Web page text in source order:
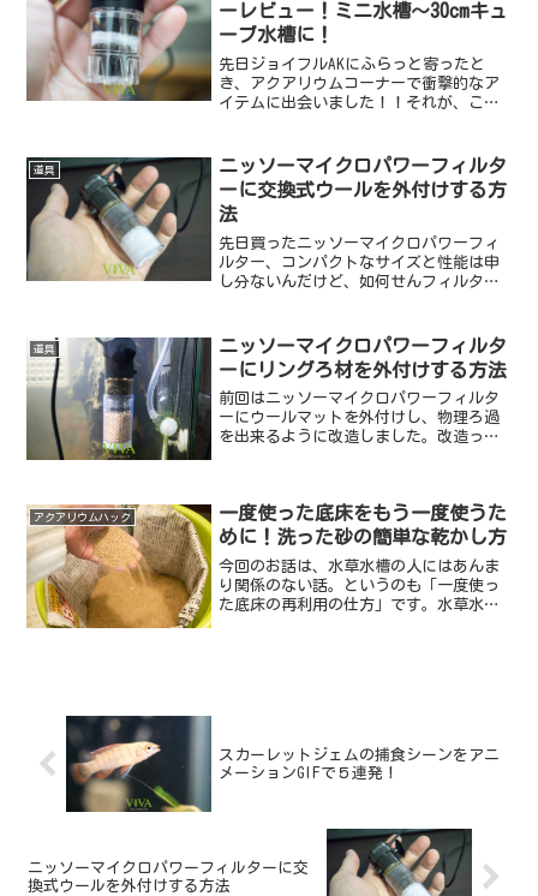
ーレビュー！ミニ水槽～30cmキュ
ーブ水槽に！
先日ジョイフルAKにふらっと寄ったと
き、アクアリウムコーナーで衝撃的なア
イテムに出会いました！！それが、こ
アイテムは・・・こんなの、ベタ水槽に
すっぽり入るじゃないですか...
道具
ニッソーマイクロパワーフィルタ
ーに交換式ウールを外付けする方
法
先日買ったニッソーマイクロパワーフィ
ルター、コンパクトなサイズと性能は申
し分ないんだけど、如何せんフィルター
とキョロキョロしたところ・・・こんな
ものが目に止まりました。...
道具
ニッソーマイクロパワーフィルタ
ーにリングろ材を外付けする方法
前回はニッソーマイクロパワーフィルタ
ーにウールマットを外付けし、物理ろ過
を出来るように改造しました。改造って
トできてしまう！！プロホ...
アクアリウムハック
一度使った底床をもう一度使うた
めに！洗った砂の簡単な乾かし方
今回のお話は、水草水槽の人にはあんま
り関係のない話。というのも「一度使っ
た底床の再利用の仕方」です。水草水槽
スカーレットジェムの捕食シーンをアニ
メーションGIFで５連発！
ニッソーマイクロパワーフィルターに交
換式ウールを外付けする方法